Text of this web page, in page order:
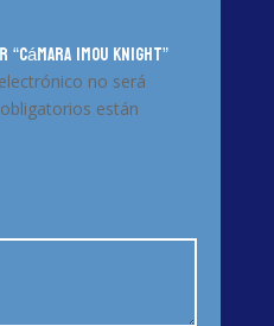
IMOU Knight”
no será
están